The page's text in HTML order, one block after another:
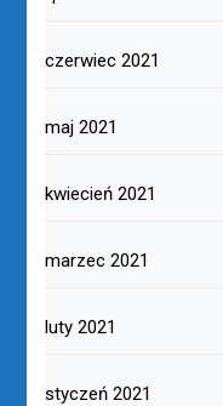
czerwiec 2021
maj 2021
kwiecień 2021
marzec 2021
luty 2021
styczeń 2021